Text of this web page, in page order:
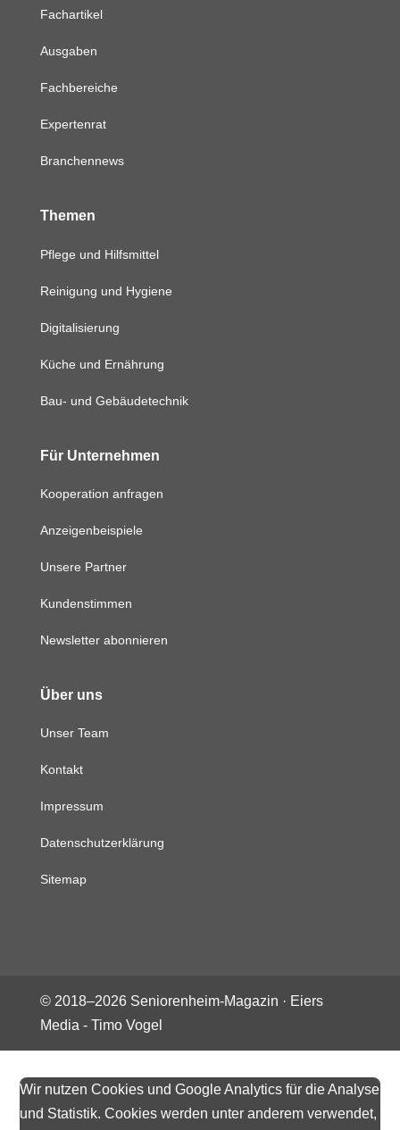
Fachartikel
Ausgaben
Fachbereiche
Expertenrat
Branchennews
Themen
Pflege und Hilfsmittel
Reinigung und Hygiene
Digitalisierung
Küche und Ernährung
Bau- und Gebäudetechnik
Für Unternehmen
Kooperation anfragen
Anzeigenbeispiele
Unsere Partner
Kundenstimmen
Newsletter abonnieren
Über uns
Unser Team
Kontakt
Impressum
Datenschutzerklärung
Sitemap
© 2018–2026Seniorenheim-Magazin · Eiers
Media - Timo Vogel
Wir nutzen Cookies und Google Analytics für die Analyse
und Statistik. Cookies werden unter anderem verwendet,